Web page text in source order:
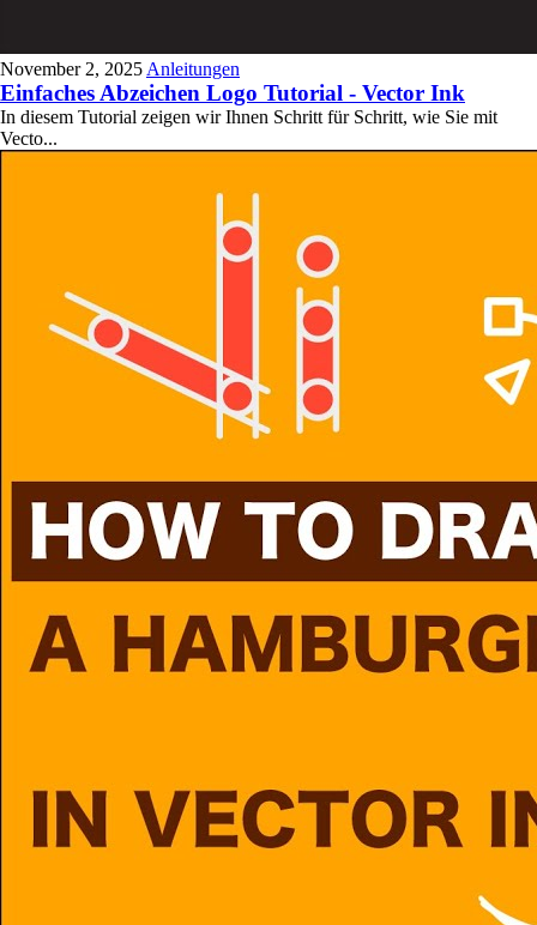
November 2, 2025 Anleitungen
Einfaches Abzeichen Logo Tutorial - Vector Ink
In diesem Tutorial zeigen wir Ihnen Schritt für Schritt, wie Sie mit
Vecto...